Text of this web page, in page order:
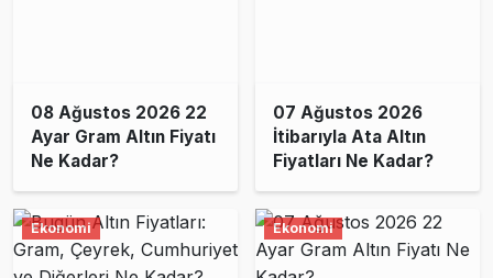
08 Ağustos 2026 22
Ayar Gram Altın Fiyatı
Ne Kadar?
07 Ağustos 2026
İtibarıyla Ata Altın
Fiyatları Ne Kadar?
Ekonomi Ekonomi